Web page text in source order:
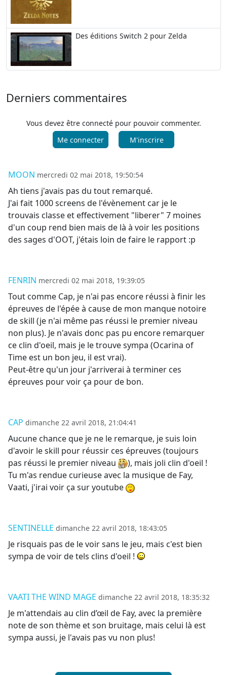
Des éditions Switch 2 pour Zelda
Derniers commentaires
Vous devez être connecté pour pouvoir commenter.
Me connecter
M'inscrire
MOON mercredi 02 mai 2018, 19:50:54
Ah tiens j'avais pas du tout remarqué.
J'ai fait 1000 screens de l'évènement car je le
trouvais classe et effectivement "liberer" 7 moines
d'un coup rend bien mais de là à voir les positions
des sages d'OOT, j'étais loin de faire le rapport :p
FENRIN mercredi 02 mai 2018, 19:39:05
Tout comme Cap, je n'ai pas encore réussi à finir les
épreuves de l'épée à cause de mon manque notoire
de skill (je n'ai même pas réussi le premier niveau
non plus). Je n'avais donc pas pu encore remarquer
ce clin d'oeil, mais je le trouve sympa (Ocarina of
Time est un bon jeu, il est vrai).
Peut-être qu'un jour j'arriverai à terminer ces
épreuves pour voir ça pour de bon.
CAP dimanche 22 avril 2018, 21:04:41
Aucune chance que je ne le remarque, je suis loin
d'avoir le skill pour réussir ces épreuves (toujours
pas réussi le premier niveau
), mais joli clin d'oeil !
Tu m'as rendue curieuse avec la musique de Fay,
Vaati, j'irai voir ça sur youtube
SENTINELLE dimanche 22 avril 2018, 18:43:05
Je risquais pas de le voir sans le jeu, mais c'est bien
sympa de voir de tels clins d'oeil !
VAATI THE WIND MAGE dimanche 22 avril 2018, 18:35:32
Je m'attendais au clin d’œil de Fay, avec la première
note de son thème et son bruitage, mais celui là est
sympa aussi, je l'avais pas vu non plus!